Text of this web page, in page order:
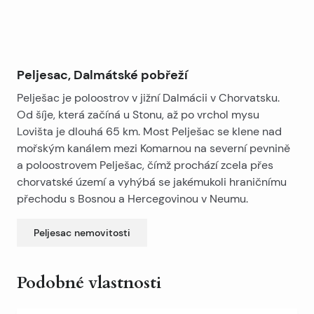
Peljesac, Dalmátské pobřeží
Pelješac je poloostrov v jižní Dalmácii v Chorvatsku.
Od šíje, která začíná u Stonu, až po vrchol mysu
Lovišta je dlouhá 65 km. Most Pelješac se klene nad
mořským kanálem mezi Komarnou na severní pevnině
a poloostrovem Pelješac, čímž prochází zcela přes
chorvatské území a vyhýbá se jakémukoli hraničnímu
přechodu s Bosnou a Hercegovinou v Neumu.
Peljesac nemovitosti
Podobné vlastnosti